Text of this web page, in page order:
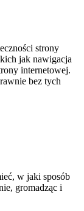
strony
jak nawigacja
internetowej.
bez tych
w jaki sposób
gromadząc i